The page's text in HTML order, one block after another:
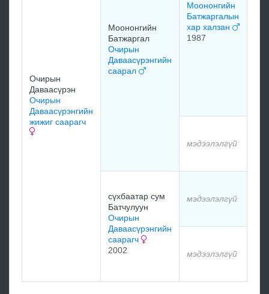
Очирын
Даваасүрэн
Очирын
Даваасүрэнгийн
жижиг саарагч
Моононгийн
Батжаргал
Очирын
Даваасүрэнгийн
саарал
Моононгийн
Батжаргалын
хар халзан
1987
мэдээлэлгүй
сүхбаатар сум
Батчулуун
Очирын
Даваасүрэнгийн
саарагч
2002
мэдээлэлгүй
мэдээлэлгүй